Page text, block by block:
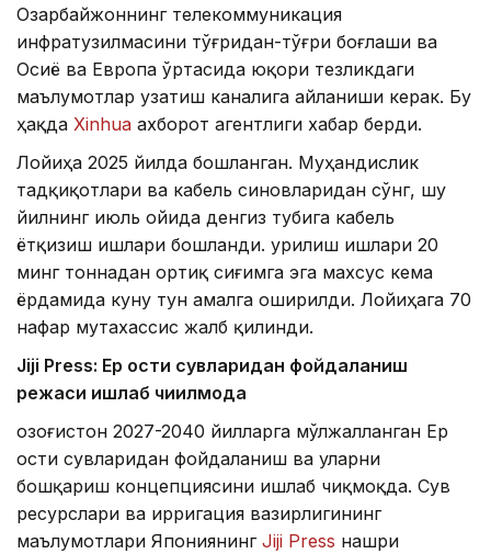
Озарбайжоннинг телекоммуникация
инфратузилмасини тўғридан-тўғри боғлаши ва
Осиё ва Европа ўртасида юқори тезликдаги
маълумотлар узатиш каналига айланиши керак. Бу
ҳақда Xinhua ахборот агентлиги хабар берди.
Лойиҳа 2025 йилда бошланган. Муҳандислик
тадқиқотлари ва кабель синовларидан сўнг, шу
йилнинг июль ойида денгиз тубига кабель
ётқизиш ишлари бошланди. Қурилиш ишлари 20
минг тоннадан ортиқ сиғимга эга махсус кема
ёрдамида куну тун амалга оширилди. Лойиҳага 70
нафар мутахассис жалб қилинди.
Jiji Press: Ер ости сувларидан фойдаланиш
режаси ишлаб чиқилмоқда
Қозоғистон 2027-2040 йилларга мўлжалланган Ер
ости сувларидан фойдаланиш ва уларни
бошқариш концепциясини ишлаб чиқмоқда. Сув
ресурслари ва ирригация вазирлигининг
маълумотлари Япониянинг Jiji Press нашри